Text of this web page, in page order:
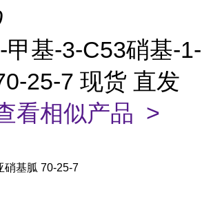
甲基-3-C53硝基-1-
25-7 现货 直发
看相似产品 >
硝基胍 70-25-7